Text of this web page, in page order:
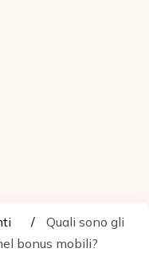
Quali sono gli
bonus mobili?